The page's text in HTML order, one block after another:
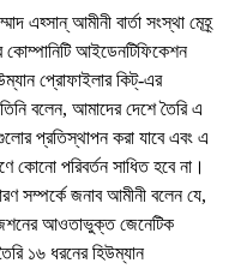
এহ্সান্ আমীনী বার্তা সংস্থা মেহ্র্
কোম্পানিটি আইডেনটিফিকেশন
প্রোফাইলার কিট্-এর
বলেন, আমাদের দেশে তৈরি এ
প্রতিস্থাপন করা যাবে এবং এ
কোনো পরিবর্তন সাধিত হবে না।
সম্পর্কে জনাব আমীনী বলেন যে,
আওতাভুক্ত জেনেটিক
১৬ ধরনের হিউম্যান